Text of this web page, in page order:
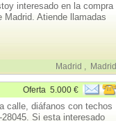
interesado en la compra
Atiende llamadas
Madrid , Madrid
Oferta 5.000 €
calle, diáfanos con techos
Si esta interesado